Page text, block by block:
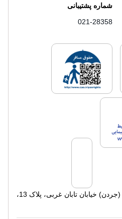
شماره پشتیبانی
021-28358
لایسنس های فروش سفرتاپلایسنس های
لایسنس های فروش سفرتاپ
تهران، خیابان نلسون ماندلا (جردن) خیابان تابان غربی، پلاک 13،